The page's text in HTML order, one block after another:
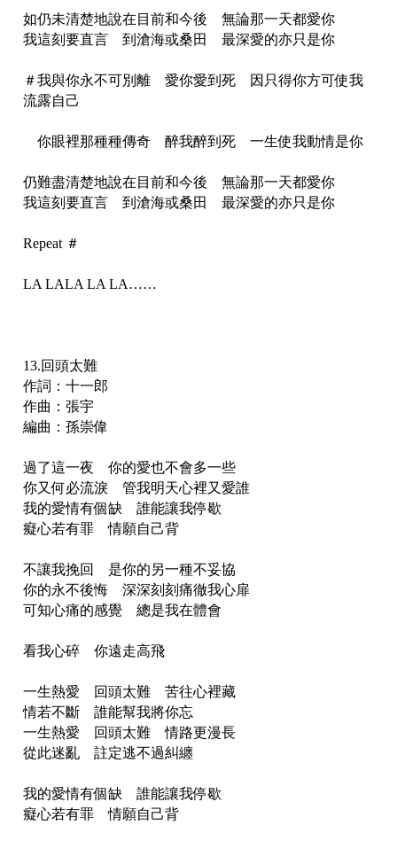
如仍未清楚地說在目前和今後 無論那一天都愛你
我這刻要直言 到滄海或桑田 最深愛的亦只是你
＃我與你永不可別離 愛你愛到死 因只得你方可使我
流露自己
你眼裡那種種傳奇 醉我醉到死 一生使我動情是你
仍難盡清楚地說在目前和今後 無論那一天都愛你
我這刻要直言 到滄海或桑田 最深愛的亦只是你
Repeat ＃
LA LALA LA LA……
13.回頭太難
作詞：十一郎
作曲：張宇
編曲：孫崇偉
過了這一夜 你的愛也不會多一些
你又何必流淚 管我明天心裡又愛誰
我的愛情有個缺 誰能讓我停歇
癡心若有罪 情願自己背
不讓我挽回 是你的另一種不妥協
你的永不後悔 深深刻刻痛徹我心扉
可知心痛的感覺 總是我在體會
看我心碎 你遠走高飛
一生熱愛 回頭太難 苦往心裡藏
情若不斷 誰能幫我將你忘
一生熱愛 回頭太難 情路更漫長
從此迷亂 註定逃不過糾纏
我的愛情有個缺 誰能讓我停歇
癡心若有罪 情願自己背